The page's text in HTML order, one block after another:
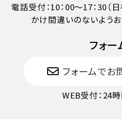
電話受付：10：00～17：30（
かけ間違いのないよう
フォー
フォームでお
WEB受付：24